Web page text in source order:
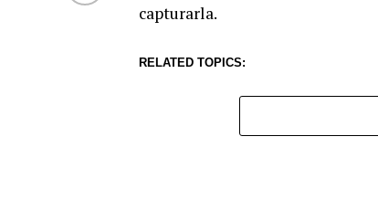
capturarla.
RELATED TOPICS: